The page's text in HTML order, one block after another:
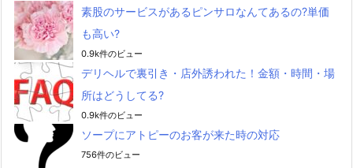
素股のサービスがあるピンサロなんてあるの?単価
も高い?
0.9k件のビュー
デリヘルで裏引き・店外誘われた！金額・時間・場
所はどうしてる?
0.9k件のビュー
ソープにアトピーのお客が来た時の対応
756件のビュー